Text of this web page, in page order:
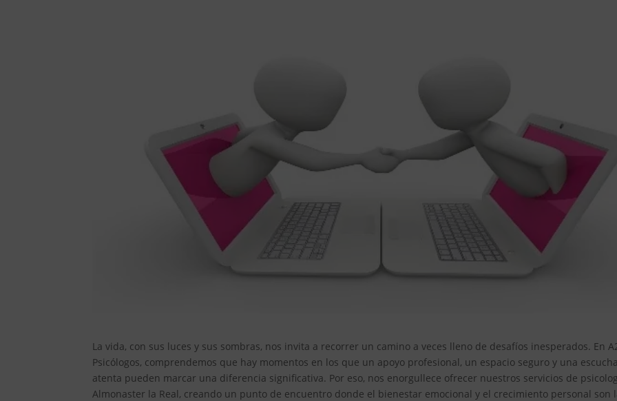
La vida, con sus luces y sus sombras, nos invita a recorrer un camino a veces lleno de desafíos inesperados. En
Psicólogos, comprendemos que hay momentos en los que un apoyo profesional, un espacio seguro y una
atenta pueden marcar una diferencia significativa. Por eso, nos enorgullece ofrecer nuestros servicios de
Almonaster la Real, creando un punto de encuentro donde el bienestar emocional y el crecimiento personal son